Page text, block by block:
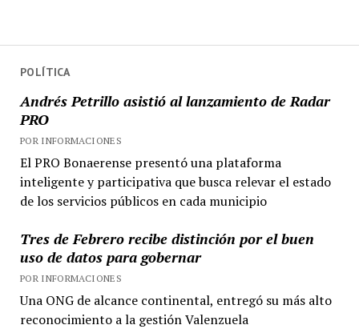
POLÍTICA
Andrés Petrillo asistió al lanzamiento de Radar
PRO
POR INFORMACIONES
El PRO Bonaerense presentó una plataforma
inteligente y participativa que busca relevar el estado
de los servicios públicos en cada municipio
Tres de Febrero recibe distinción por el buen
uso de datos para gobernar
POR INFORMACIONES
Una ONG de alcance continental, entregó su más alto
reconocimiento a la gestión Valenzuela